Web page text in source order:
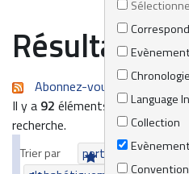
Chronologie
Language
Collection
Convention
Résultats
Abonnez-vous au flux RSS
Il y a 92 éléments qui
recherche.
Trier par pertinence
date